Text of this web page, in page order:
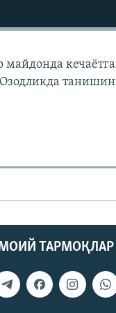
майдонда
ТАРМОҚЛАР